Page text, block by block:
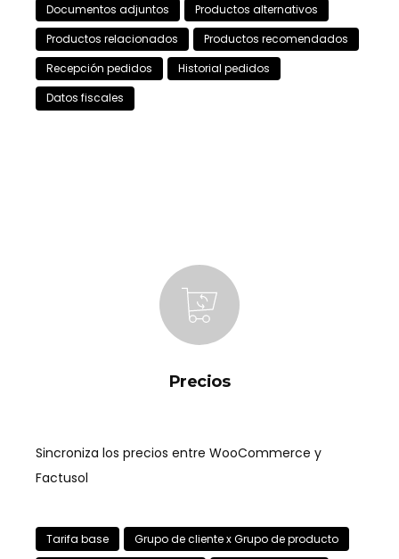
Documentos adjuntos
Productos alternativos
Productos relacionados
Productos recomendados
Recepción pedidos
Historial pedidos
Datos fiscales
Precios
Sincroniza los precios entre WooCommerce y
Factusol
Tarifa base
Grupo de cliente x Grupo de producto